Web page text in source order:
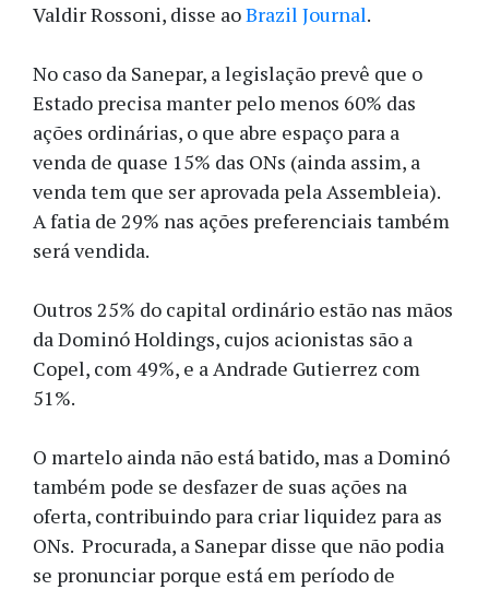
Valdir Rossoni, disse aoBrazil Journal.
No caso da Sanepar, a legislação prevê que o
Estado precisa manter pelo menos 60% das
ações ordinárias, o que abre espaço para a
venda de quase 15% das ONs (ainda assim, a
venda tem que ser aprovada pela Assembleia).
A fatia de 29% nas ações preferenciais também
será vendida.
Outros 25% do capital ordinário estão nas mãos
da Dominó Holdings, cujos acionistas são a
Copel, com 49%, e a Andrade Gutierrez com
51%.
O martelo ainda não está batido, mas a Dominó
também pode se desfazer de suas ações na
oferta, contribuindo para criar liquidez para as
ONs. Procurada, a Sanepar disse que não podia
se pronunciar porque está em período de